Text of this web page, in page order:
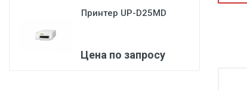
Медицинская мебель
Принтер UP-D25MD
Цена по запросу